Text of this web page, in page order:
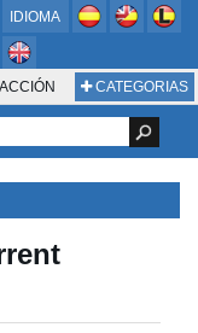
IDIOMA
CATEGORIAS
ACCIÓN
AVENTURA
FICCIÓN FANTASÍA
REALITY